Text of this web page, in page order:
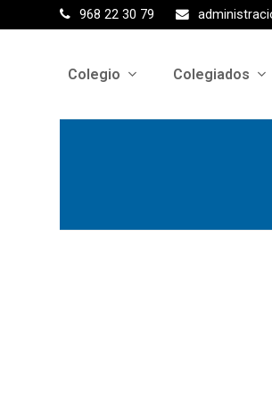
968 22 30 79
Colegio Colegiados